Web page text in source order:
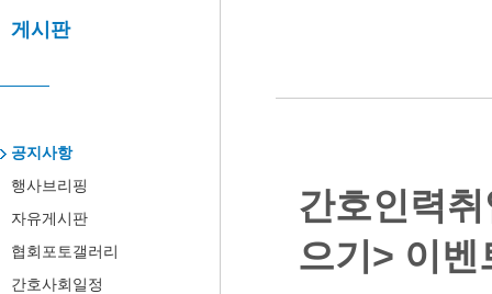
게시판
공지사항
행사브리핑
자유게시판
협회포토갤러리
간호사회일정
간호인력
으기> 이벤